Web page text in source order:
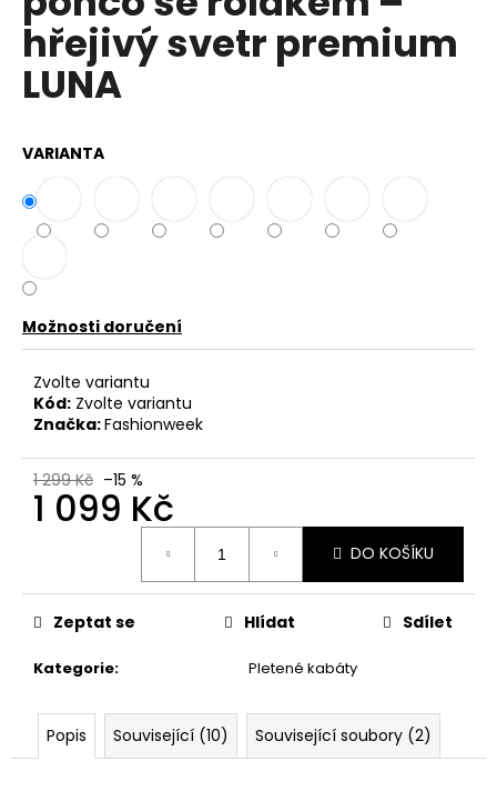
5
hvězdiček.
hřejivý svetr premium
LUNA
VARIANTA
Možnosti doručení
Zvolte variantu
Kód: Zvolte variantu
Značka:Fashionweek
1 299 Kč –15 %
1 099 Kč
DO KOŠÍKU
Kategorie: Pletené kabáty
Zeptat se Hlídat Sdílet
Popis Související (10) Související soubory (2)
u
j
e
m
DÁMSKÁ
BAVLNĚNO-
LNĚNÁ
MIKINA
S
KAPUCÍ
UB-
MARENIA
999
Kč
Původně:
199